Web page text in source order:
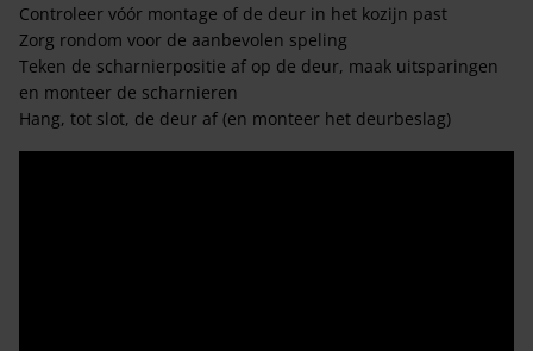
Controleer vóór montage of de deur in het kozijn past
Zorg rondom voor de aanbevolen speling
Teken de scharnierpositie af op de deur, maak uitsparingen
en monteer de scharnieren
Hang, tot slot, de deur af (en monteer het deurbeslag)